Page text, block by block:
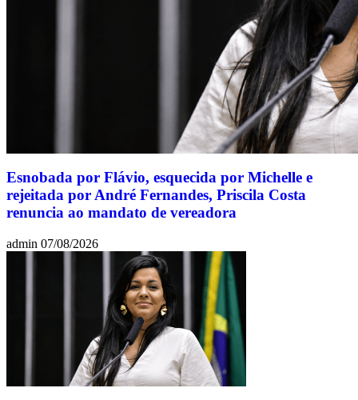
Esnobada por Flávio, esquecida por Michelle e
rejeitada por André Fernandes, Priscila Costa
renuncia ao mandato de vereadora
admin 07/08/2026